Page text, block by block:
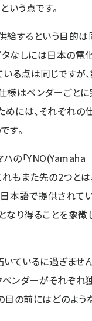
う点です。
給するという目的は
タなしには日本の電
る点は同じですが
様はベンダーごと
めには、それぞれの
す。
の「YNO(Yamaha
もまた先の2つと
日本語で提供されて
なり得ることを象徴
ているに過ぎませ
ベンダーがそれぞれ
目の前にはどのよ